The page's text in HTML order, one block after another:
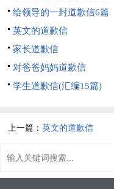
给领导的一封道歉信6篇
英文的道歉信
家长道歉信
对爸爸妈妈道歉信
学生道歉信(汇编15篇)
上一篇：英文的道歉信